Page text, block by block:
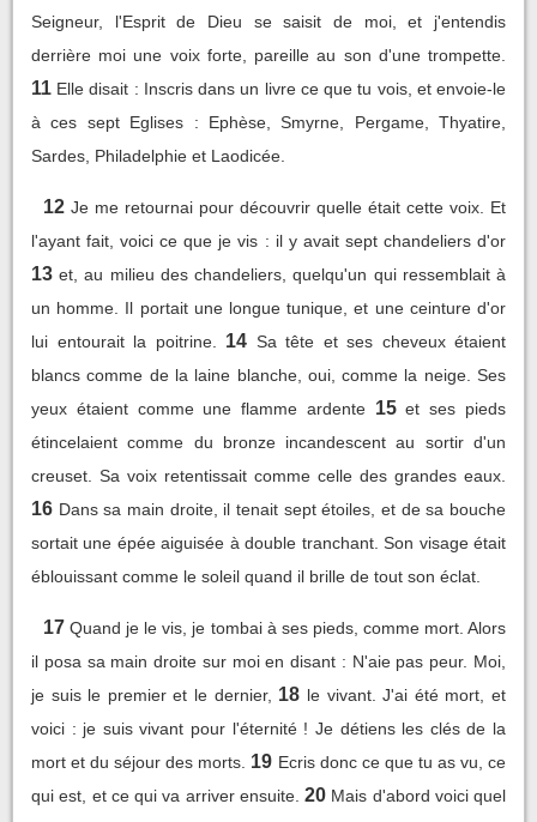
Seigneur, l'Esprit de Dieu se saisit de moi, et j'entendis
derrière moi une voix forte, pareille au son d'une trompette.
11 Elle disait : Inscris dans un livre ce que tu vois, et envoie-le
à ces sept Eglises : Ephèse, Smyrne, Pergame, Thyatire,
Sardes, Philadelphie et Laodicée.
12 Je me retournai pour découvrir quelle était cette voix. Et
l'ayant fait, voici ce que je vis : il y avait sept chandeliers d'or
13 et, au milieu des chandeliers, quelqu'un qui ressemblait à
un homme. Il portait une longue tunique, et une ceinture d'or
lui entourait la poitrine.
14 Sa tête et ses cheveux étaient
blancs comme de la laine blanche, oui, comme la neige. Ses
yeux étaient comme une flamme ardente 15 et ses pieds
étincelaient comme du bronze incandescent au sortir d'un
creuset. Sa voix retentissait comme celle des grandes eaux.
16 Dans sa main droite, il tenait sept étoiles, et de sa bouche
sortait une épée aiguisée à double tranchant. Son visage était
éblouissant comme le soleil quand il brille de tout son éclat.
17 Quand je le vis, je tombai à ses pieds, comme mort. Alors
il posa sa main droite sur moi en disant : N'aie pas peur. Moi,
je suis le premier et le dernier, 18 le vivant. J'ai été mort, et
voici : je suis vivant pour l'éternité ! Je détiens les clés de la
mort et du séjour des morts. 19 Ecris donc ce que tu as vu, ce
qui est, et ce qui va arriver ensuite. 20 Mais d'abord voici quel